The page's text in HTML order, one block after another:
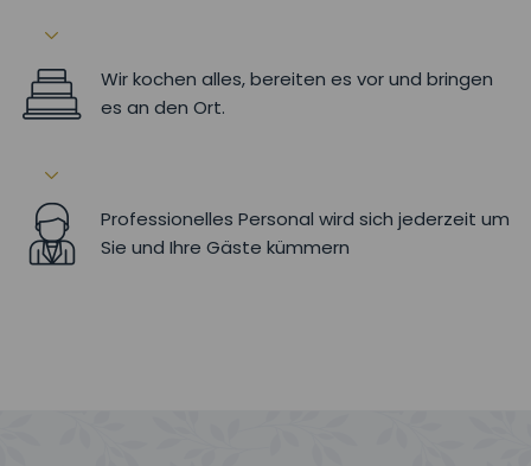
Wir kochen alles, bereiten es vor und bringen
es an den Ort.
Professionelles Personal wird sich jederzeit um
Sie und Ihre Gäste kümmern